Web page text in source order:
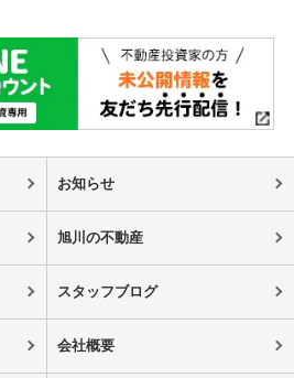
お知らせ
旭川の不動産
スタッフブログ
会社概要